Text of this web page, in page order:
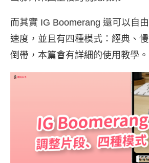
而其實 IG Boomerang 還可以自
速度，並且有四種模式：經典、
倒帶，本篇會有詳細的使用教學。